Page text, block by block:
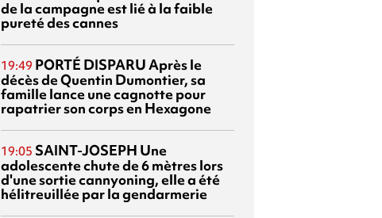
de la campagne est lié à la faible
pureté des cannes
19:49 PORTÉ DISPARUAprès le
décès de Quentin Dumontier, sa
famille lance une cagnotte pour
rapatrier son corps en Hexagone
19:05 SAINT-JOSEPH Une
adolescente chute de 6 mètres lors
d'une sortie cannyoning, elle a été
hélitreuillée par la gendarmerie